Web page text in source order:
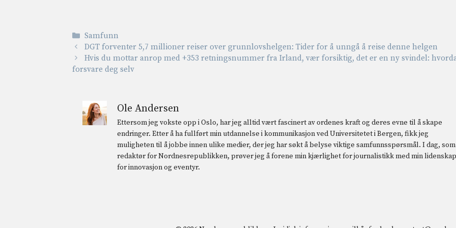
Kategorier
Samfunn
DGT forventer 5,7 millioner reiser over grunnlovshelgen: Tider for å unngå å reise denne helgen
Hvis du mottar anrop med +353 retningsnummer fra Irland, vær forsiktig, det er en ny svindel:
forsvare deg selv
Ole Andersen
Ettersom jeg vokste opp i Oslo, har jeg alltid vært fascinert av ordenes kraft og deres evne til å skape
endringer. Etter å ha fullført min utdannelse i kommunikasjon ved Universitetet i Bergen, fikk jeg
muligheten til å jobbe innen ulike medier, der jeg har søkt å belyse viktige samfunnsspørsmål. I dag, som
redaktør for Nordnesrepublikken, prøver jeg å forene min kjærlighet for journalistikk med min lidenskap
for innovasjon og eventyr.